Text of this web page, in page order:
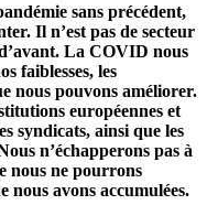
sans précédent,
Il n’est pas de secteur
La COVID nous
faiblesses, les
nous pouvons améliorer.
européennes et
syndicats, ainsi que les
n’échapperons pas à
nous ne pourrons
nous avons accumulées.